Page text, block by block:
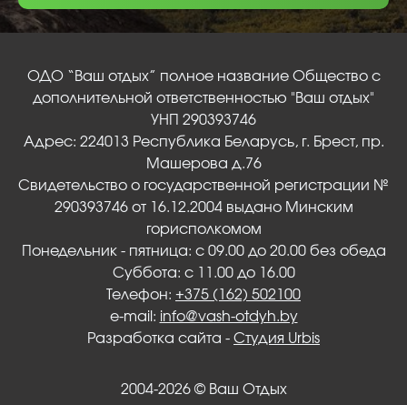
ОДО “Ваш отдых” полное название Общество с
дополнительной ответственностью "Ваш отдых"
УНП 290393746
Адрес: 224013 Республика Беларусь, г. Брест, пр.
Машерова д.76
Свидетельство о государственной регистрации №
290393746 от 16.12.2004 выдано Минским
горисполкомом
Понедельник - пятница: с 09.00 до 20.00 без обеда
Суббота: с 11.00 до 16.00
Телефон: +375 (162) 502100
e-mail: info@vash-otdyh.by
Разработка сайта - Студия Urbis
2004-2026 © Ваш Отдыx